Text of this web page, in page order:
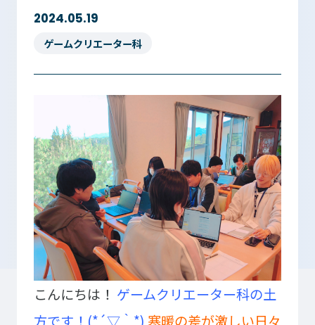
WEB出願
入学検討中の
皆さまへ
外国人留学生の
皆さまへ
保護者の
皆さまへ
在学生の
皆さまへ
卒業生の
皆さまへ
企業の
皆さまへ
地域の
皆さまへ
2024.05.19
ゲームクリエーター科
こんにちは！ ゲームクリエーター科の土